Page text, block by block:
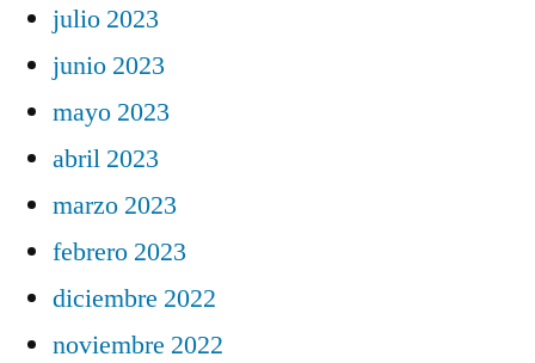
julio 2023
junio 2023
mayo 2023
abril 2023
marzo 2023
febrero 2023
diciembre 2022
noviembre 2022